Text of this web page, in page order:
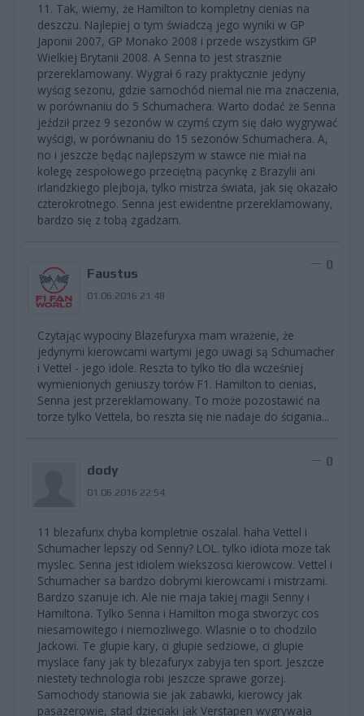
11. Tak, wiemy, że Hamilton to kompletny cienias na
deszczu. Najlepiej o tym świadczą jego wyniki w GP
Japonii 2007, GP Monako 2008 i przede wszystkim GP
Wielkiej Brytanii 2008. A Senna to jest strasznie
przereklamowany. Wygrał 6 razy praktycznie jedyny
wyścig sezonu, gdzie samochód niemal nie ma znaczenia,
w porównaniu do 5 Schumachera. Warto dodać że Senna
jeździł przez 9 sezonów w czymś czym się dało wygrywać
wyścigi, w porównaniu do 15 sezonów Schumachera. A,
no i jeszcze będąc najlepszym w stawce nie miał na
kolegę zespołowego przeciętną pacynkę z Brazylii ani
irlandzkiego plejboja, tylko mistrza świata, jak się okazało
czterokrotnego. Senna jest ewidentne przereklamowany,
bardzo się z tobą zgadzam.
Faustus
01.06.2016 21:48
0
Czytając wypociny Blazefuryxa mam wrażenie, że
jedynymi kierowcami wartymi jego uwagi są Schumacher
i Vettel - jego idole. Reszta to tylko tło dla wcześniej
wymienionych geniuszy torów F1. Hamilton to cienias,
Senna jest przereklamowany. To może pozostawić na
torze tylko Vettela, bo reszta się nie nadaje do ścigania...
dody
01.06.2016 22:54
0
11 blezafurix chyba kompletnie oszalal. haha Vettel i
Schumacher lepszy od Senny? LOL. tylko idiota moze tak
myslec. Senna jest idiolem wiekszosci kierowcow. Vettel i
Schumacher sa bardzo dobrymi kierowcami i mistrzami.
Bardzo szanuje ich. Ale nie maja takiej magii Senny i
Hamiltona. Tylko Senna i Hamilton moga stworzyc cos
niesamowitego i niemozliwego. Wlasnie o to chodzilo
Jackowi. Te glupie kary, ci glupie sedziowe, ci glupie
myslace fany jak ty blezafuryx zabyja ten sport. Jeszcze
niestety technologia robi jeszcze sprawe gorzej.
Samochody stanowia sie jak zabawki, kierowcy jak
pasazerowie, stad dzieciaki jak Verstapen wygrywaja